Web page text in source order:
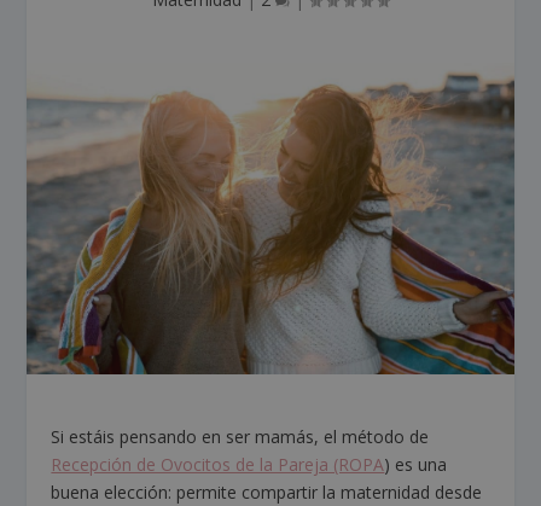
Si estáis pensando en ser mamás, el método de
Recepción de Ovocitos de la Pareja (ROPA) es una
buena elección: permite compartir la maternidad desde